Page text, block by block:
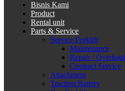
Bisnis Kami
Product
Rental unit
Parts & Service
Service Forklift
Maintenance
Repair / Overhaul
Contract Service
Attachment
Traction Battery